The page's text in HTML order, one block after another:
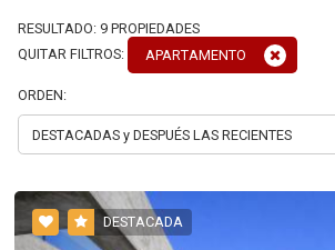
RESULTADO: 9 PROPIEDADES
QUITAR FILTROS:
APARTAMENTO
ORDEN:
DESTACADA